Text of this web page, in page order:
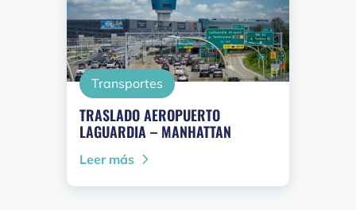
Transportes
TRASLADO AEROPUERTO
LAGUARDIA – MANHATTAN
Leer más